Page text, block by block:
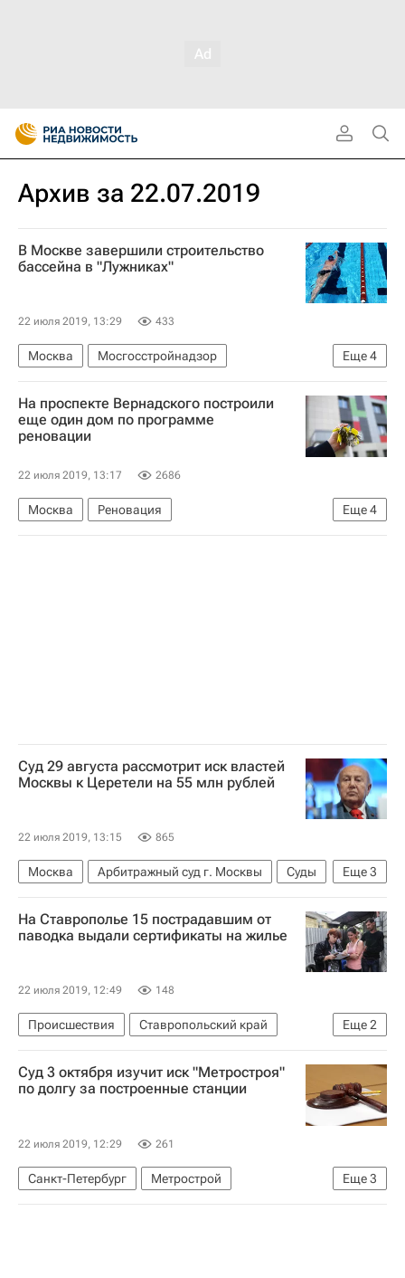
Архив за 22.07.2019
В Москве завершили строительство
бассейна в "Лужниках"
22 июля 2019, 13:29 433
Еще4
Москва
Мосгосстройнадзор
Строительство
Инфраструктура
Спортивные объекты
Лужники
На проспекте Вернадского построили
еще один дом по программе
реновации
22 июля 2019, 13:17 2686
Еще4
Москва
Реновация
Департамент градостроительной политики г. Москвы
Суд 29 августа рассмотрит иск властей
Москвы к Церетели на 55 млн рублей
22 июля 2019, 13:15 865
Еще3
Москва Арбитражный суд г. Москвы
Суды
Арбитраж
Происшествия
Земельные участки
На Ставрополье 15 пострадавшим от
паводка выдали сертификаты на жилье
22 июля 2019, 12:49 148
Еще2
Происшествия
Ставропольский край
Дмитрий Медведев
Жилье
Суд 3 октября изучит иск "Метростроя"
по долгу за построенные станции
22 июля 2019, 12:29 261
Еще3
Санкт-Петербург
Метрострой
Арбитражный суд Санкт-Петербурга и Ленинградской области